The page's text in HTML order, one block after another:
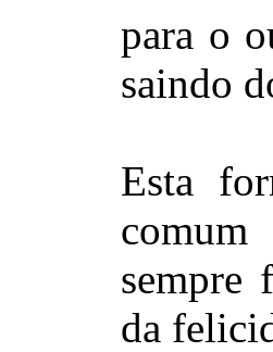
para o
saindo
Esta
sempre
da